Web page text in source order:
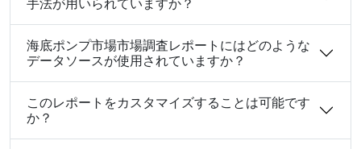
海底ポンプ市場市場調査レポートにはどのような
データソースが使用されていますか？
このレポートをカスタマイズすることは可能です
か？